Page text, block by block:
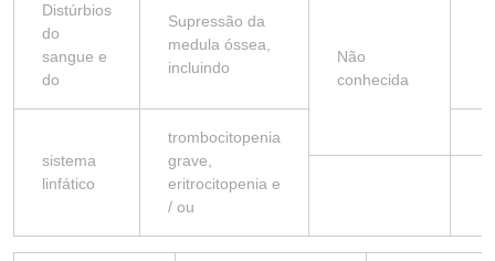
Distúrbios
do
sangue e
do
Supressão da
medula óssea,
incluindo
Não
conhecida
sistema
linfático
trombocitopenia
grave,
eritrocitopenia e
/ ou